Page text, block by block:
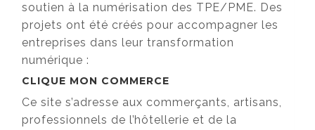
soutien à la numérisation des TPE/PME. Des
projets ont été créés pour accompagner les
entreprises dans leur transformation
numérique :
CLIQUE MON COMMERCE
Ce site s’adresse aux commerçants, artisans,
professionnels de l’hôtellerie et de la